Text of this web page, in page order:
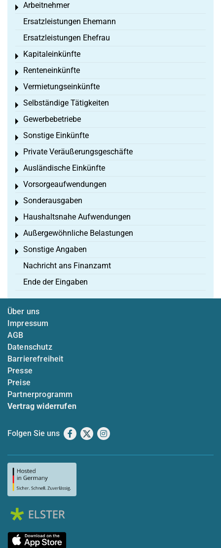
Arbeitnehmer
Toggle menu
Ersatzleistungen Ehemann
Ersatzleistungen Ehefrau
Kapitaleinkünfte
Toggle menu
Renteneinkünfte
Toggle menu
Vermietungseinkünfte
Toggle menu
Selbständige Tätigkeiten
Toggle menu
Gewerbebetriebe
Toggle menu
Sonstige Einkünfte
Toggle menu
Private Veräußerungsgeschäfte
Toggle menu
Ausländische Einkünfte
Toggle menu
Vorsorgeaufwendungen
Toggle menu
Sonderausgaben
Toggle menu
Haushaltsnahe Aufwendungen
Toggle menu
Außergewöhnliche Belastungen
Toggle menu
Sonstige Angaben
Toggle menu
Nachricht ans Finanzamt
Ende der Eingaben
Über uns
Impressum
AGB
Datenschutz
Barrierefreiheit
Presse
Preise
Partnerprogramm
Vertrag widerrufen
Folgen Sie uns Facebook
X Instagram